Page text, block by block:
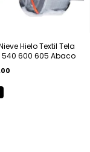
Hielo Textil Tela
540 600 605 Abaco